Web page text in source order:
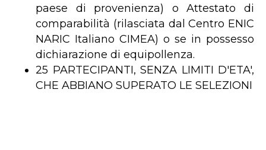
paese di provenienza) o Attestato di
comparabilità (rilasciata dal Centro ENIC
NARIC Italiano CIMEA) o se in possesso
dichiarazione di equipollenza.
25 PARTECIPANTI, SENZA LIMITI D'ETA',
CHE ABBIANO SUPERATO LE SELEZIONI